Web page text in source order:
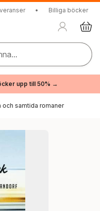
• Billiga böcker
upp till 50% →
och samtida romaner